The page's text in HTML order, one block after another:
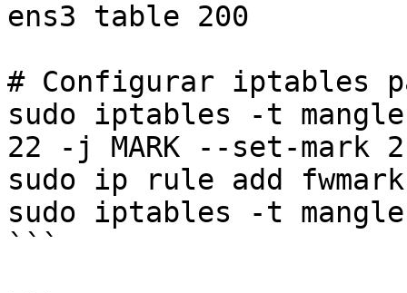
ens3 table 200
# Configurar iptables
sudo iptables -t
22 -j MARK --set-mark 2
sudo ip rule add
sudo iptables -t mangle
```